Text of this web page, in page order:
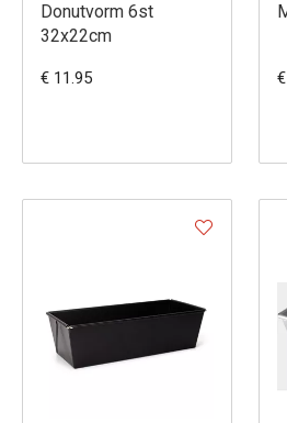
Donutvorm 6st
32x22cm
€ 11.95